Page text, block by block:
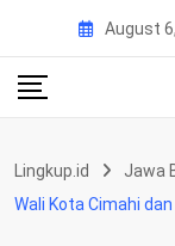
content
August
Lingkup.id Jawa
Wali Kota Cimahi